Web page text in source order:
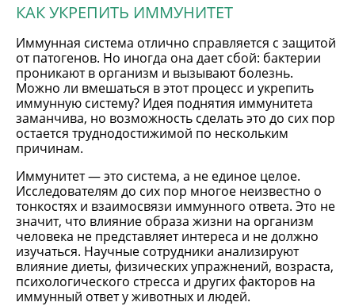
КАК УКРЕПИТЬ ИММУНИТЕТ
Иммунная система отлично справляется с защитой
от патогенов. Но иногда она дает сбой: бактерии
проникают в организм и вызывают болезнь.
Можно ли вмешаться в этот процесс и укрепить
иммунную систему? Идея поднятия иммунитета
заманчива, но возможность сделать это до сих пор
остается труднодостижимой по нескольким
причинам.
Иммунитет — это система, а не единое целое.
Исследователям до сих пор многое неизвестно о
тонкостях и взаимосвязи иммунного ответа. Это не
значит, что влияние образа жизни на организм
человека не представляет интереса и не должно
изучаться. Научные сотрудники анализируют
влияние диеты, физических упражнений, возраста,
психологического стресса и других факторов на
иммунный ответ у животных и людей.